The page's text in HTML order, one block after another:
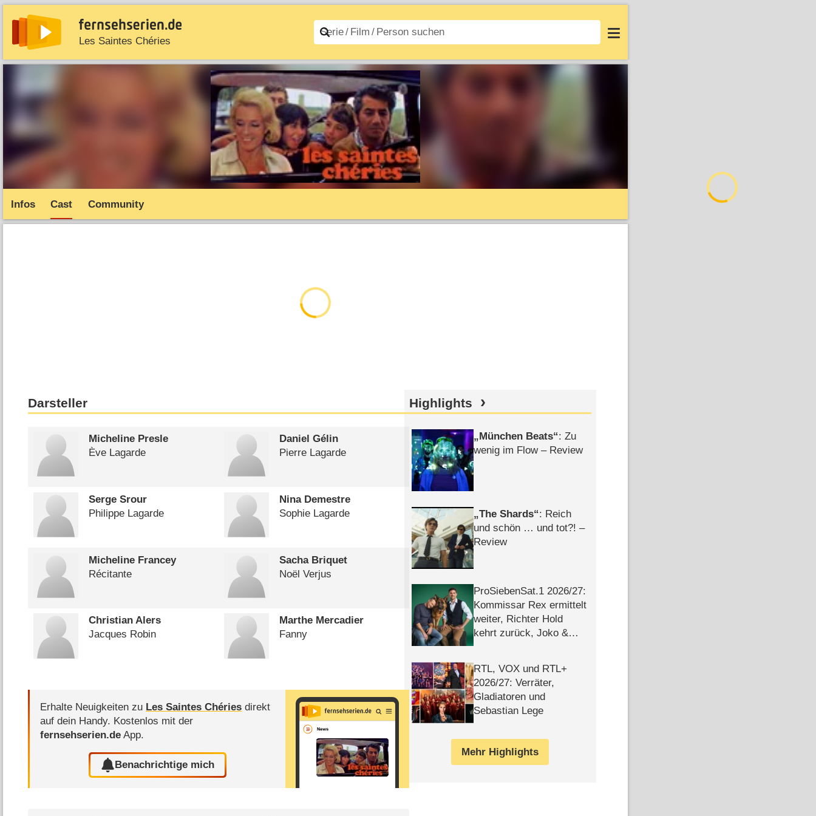
Les Saintes Chéries
News Entdecken Streaming Filme A–Z Login
Infos Cast Community
Darsteller
Micheline Presle
Ève Lagarde
Daniel Gélin
Pierre Lagarde
Serge Srour
Philippe Lagarde
Nina Demestre
Sophie Lagarde
Micheline Francey
Récitante
Sacha Briquet
Noël Verjus
Christian Alers
Jacques Robin
Marthe Mercadier
Fanny
Erhalte Neuigkeiten zu Les Saintes Chéries direkt
auf dein Handy. Kostenlos mit der
fernsehserien.de App.
Benachrichtige mich
Highlights
München Beats : Zu
wenig im Flow – Review
The Shards : Reich
und schön … und tot?! –
Review
ProSiebenSat.1 2026/​27:
Kommissar Rex ermittelt
weiter, Richter Hold
kehrt zurück, Joko &
RTL, VOX und RTL+
2026/​27: Verräter,
Gladiatoren und
Sebastian Lege
Mehr Highlights